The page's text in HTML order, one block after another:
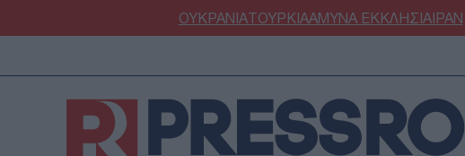
ΟΥΚΡΑΝΙΑΤΟΥΡΚΙΑΑΜΥΝΑΕΚΚΛΗΣΙΑΙΡΑΝ